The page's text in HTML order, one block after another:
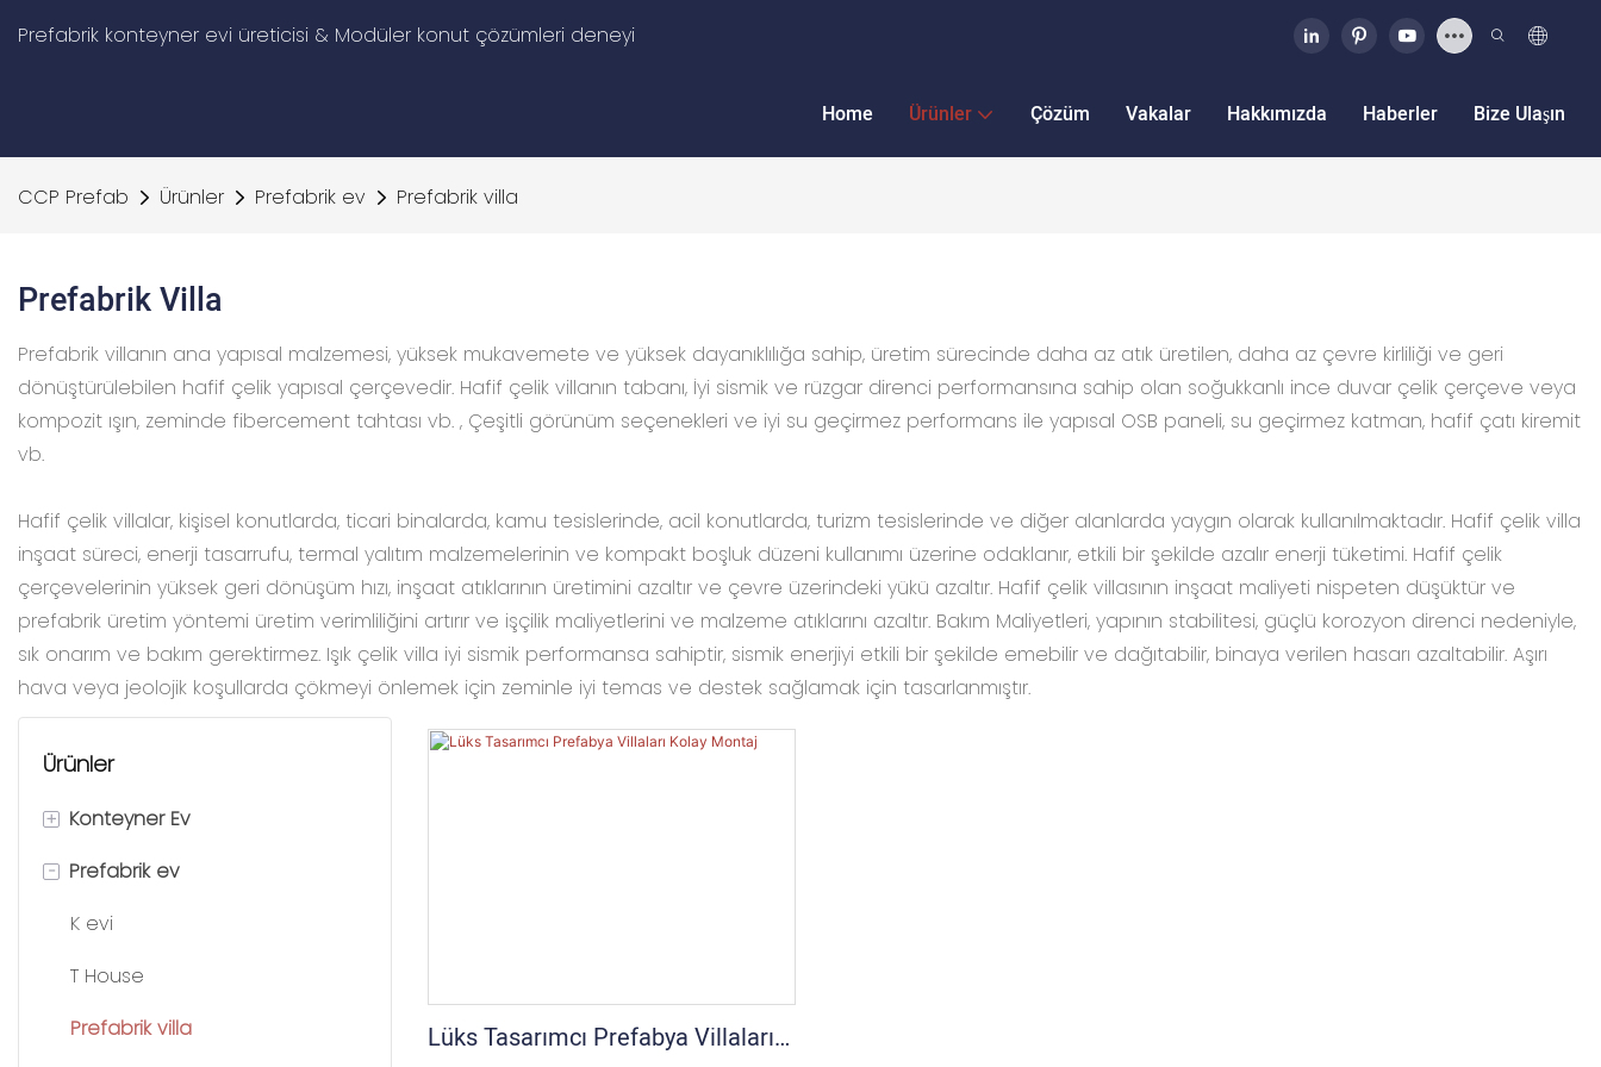
Prefabrik konteyner evi üreticisi & Modüler konut çözümleri deneyi
Home Ürünler Çözüm Vakalar Hakkımızda Haberler Bize Ulaşın
CCP Prefab Ürünler Prefabrik ev Prefabrik villa
Prefabrik Villa
Prefabrik villanın ana yapısal malzemesi, yüksek mukavemete ve yüksek dayanıklılığa sahip, üretim sürecinde daha az atık üretilen, daha az çevre kirliliği ve geri
dönüştürülebilen hafif çelik yapısal çerçevedir. Hafif çelik villanın tabanı, İyi sismik ve rüzgar direnci performansına sahip olan soğukkanlı ince duvar çelik çerçeve veya
kompozit ışın, zeminde fibercement tahtası vb. , Çeşitli görünüm seçenekleri ve iyi su geçirmez performans ile yapısal OSB paneli, su geçirmez katman, hafif çatı kiremit
vb.
Hafif çelik villalar, kişisel konutlarda, ticari binalarda, kamu tesislerinde, acil konutlarda, turizm tesislerinde ve diğer alanlarda yaygın olarak kullanılmaktadır. Hafif çelik villa
inşaat süreci, enerji tasarrufu, termal yalıtım malzemelerinin ve kompakt boşluk düzeni kullanımı üzerine odaklanır, etkili bir şekilde azalır enerji tüketimi. Hafif çelik
çerçevelerinin yüksek geri dönüşüm hızı, inşaat atıklarının üretimini azaltır ve çevre üzerindeki yükü azaltır. Hafif çelik villasının inşaat maliyeti nispeten düşüktür ve
prefabrik üretim yöntemi üretim verimliliğini artırır ve işçilik maliyetlerini ve malzeme atıklarını azaltır. Bakım Maliyetleri, yapının stabilitesi, güçlü korozyon direnci nedeniyle,
sık onarım ve bakım gerektirmez. Işık çelik villa iyi sismik performansa sahiptir, sismik enerjiyi etkili bir şekilde emebilir ve dağıtabilir, binaya verilen hasarı azaltabilir. Aşırı
hava veya jeolojik koşullarda çökmeyi önlemek için zeminle iyi temas ve destek sağlamak için tasarlanmıştır.
Ürünler
+ Konteyner Ev
Ayrılabilir konteyner ev
Düz paket konteyner evi
Katlanır Konteyner Ev
Genişletilebilir Konteyner Ev
-
Prefabrik ev
K evi
T House
Prefabrik villa
Lüks Tasarımcı Prefabya Villaları